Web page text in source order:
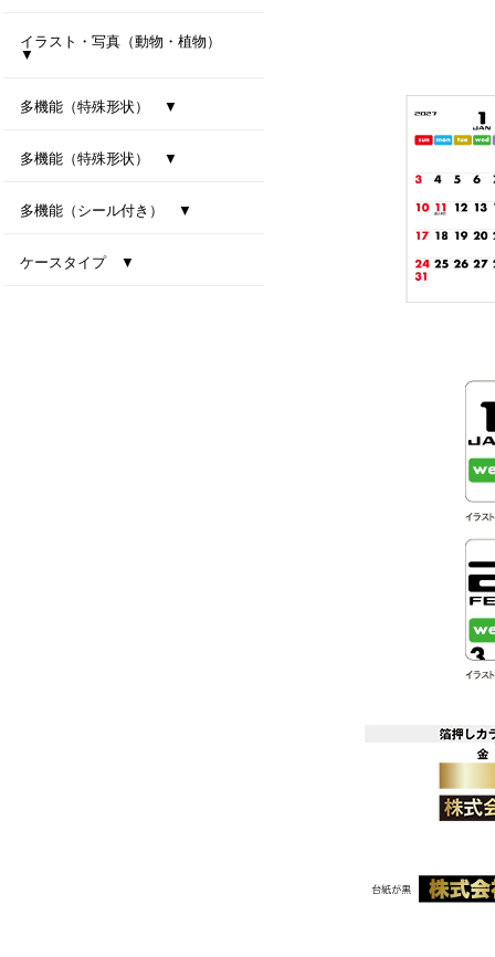
東海道五拾三次（週めくり）
卓上ｼﾞｬﾊﾟﾝｶﾗｰｲﾝﾃﾞｯｸｽ
イラスト・写真（動物・植物）
▼
ボタニカル 2027
ラブリーフレンズ（犬・猫）
カノン（花音）
多機能（特殊形状） ▼
オクルンダー・セブンカラーズ
ナチュラルメモルダー
卓上メモルダー
多機能（特殊形状） ▼
型抜き卓上カレンダー（干支）
MiniMini卓上カレンダー
多機能（シール付き） ▼
ケースタイプ ▼